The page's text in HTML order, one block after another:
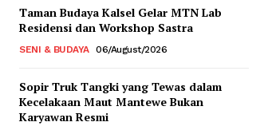
Taman Budaya Kalsel Gelar MTN Lab
Residensi dan Workshop Sastra
SENI & BUDAYA 06/August/2026
Sopir Truk Tangki yang Tewas dalam
Kecelakaan Maut Mantewe Bukan
Karyawan Resmi